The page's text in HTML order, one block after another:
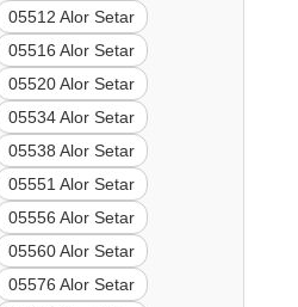
05512 Alor Setar
05516 Alor Setar
05520 Alor Setar
05534 Alor Setar
05538 Alor Setar
05551 Alor Setar
05556 Alor Setar
05560 Alor Setar
05576 Alor Setar